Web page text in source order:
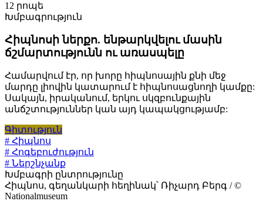
12 րոպե
Խմբագրություն
Հիպնոսի ներքո. ենթարկվելու մասին
ճշմարտությունն ու առասպելը
Համարվում էր, որ խորը հիպնոսային քնի մեջ
մարդը լիովին կատարում է հիպնոսացնողի կամքը:
Սակայն, իրականում, երկու սկզբունքային
անճշտություններ կան այդ կապակցությամբ:
Գիտություն
# Հիպնոս
# Հոգեբուժություն
# Ներշնչանք
Խմբագրի ընտրությունը
Հիպնոս, գեղանկարի հեղինակ՝ Ռիչարդ Բերգ / ©
Nationalmuseum